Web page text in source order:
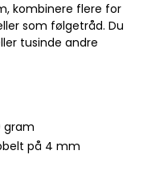
kombinere flere for
som følgetråd. Du
tusinde andre
gram
på 4 mm